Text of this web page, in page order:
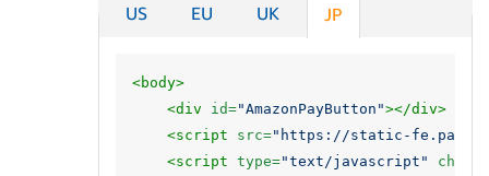
US EU UK JP
<body>
<div
id="AmazonPayButton"></div>
<script src="https://static-
<script type="text/javascript"